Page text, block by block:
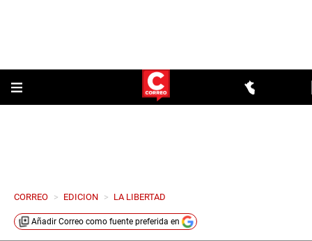
CORREO > EDICION > LA LIBERTAD
Añadir Correo como fuente preferida en